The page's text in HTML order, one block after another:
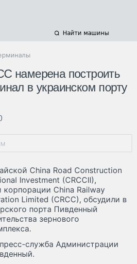
Найти машины
намерена построить
в украинском порту
China Road Construction
Investment (CRCCII),
China Railway
Limited (CRCC), обсудили в
порта Пивденный
зернового
служба Администрации